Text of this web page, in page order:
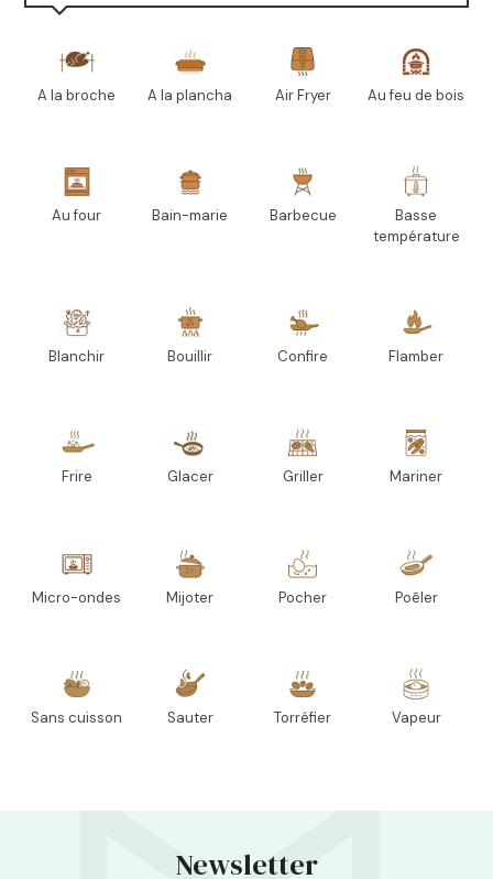
A la broche A la plancha Air Fryer Au feu de bois
Au four Bain-marie Barbecue
Basse
température
Blanchir Bouillir Confire Flamber
Frire Glacer Griller Mariner
Micro-ondes Mijoter Pocher Poêler
Sans cuisson Sauter Torréfier Vapeur
Newsletter